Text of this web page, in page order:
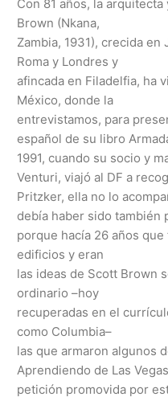
Con 81 años, la
Brown (Nkana,
Zambia, 1931), crecida
Roma y Londres y
afincada en Filadelfia, ha
México, donde la
entrevistamos, para
español de su libro
1991, cuando su socio y
Venturi, viajó al DF a
Pritzker, ella no lo
debía haber sido también
porque hacía 26 años
edificios y eran
las ideas de Scott Brown
ordinario –hoy
recuperadas en el
como Columbia–
las que armaron algunos
Aprendiendo de Las
petición promovida por